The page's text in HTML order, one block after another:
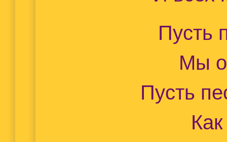
Пусть
Мы о
Пусть